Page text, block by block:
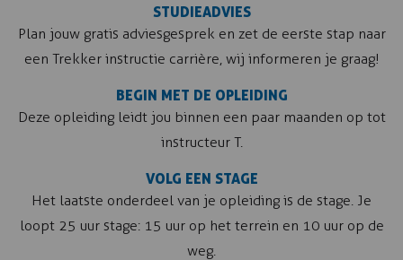
STUDIEADVIES
Plan jouw gratis adviesgesprek en zet de eerste stap naar
een Trekker instructie carrière, wij informeren je graag!
BEGIN MET DE OPLEIDING
Deze opleiding leidt jou binnen een paar maanden op tot
instructeur T.
VOLG EEN STAGE
Het laatste onderdeel van je opleiding is de stage. Je
loopt 25 uur stage: 15 uur op het terrein en 10 uur op de
weg.